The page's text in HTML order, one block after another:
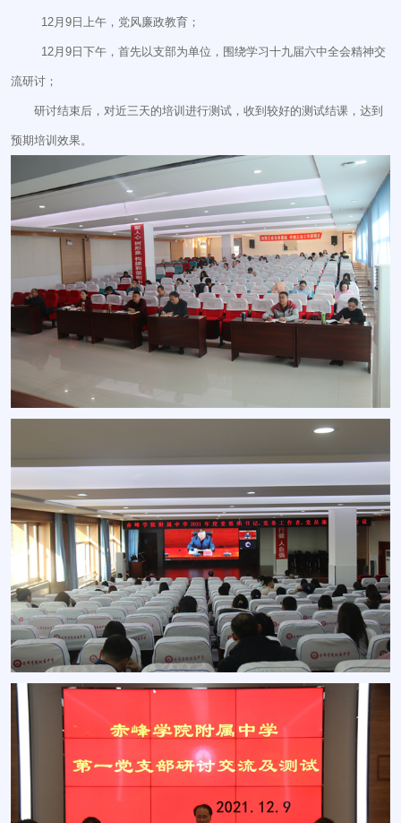
12月9日上午，党风廉政教育；
12月9日下午，首先以支部为单位，围绕学习十九届六中全会精神交
流研讨；
研讨结束后，对近三天的培训进行测试，收到较好的测试结课，达到
预期培训效果。